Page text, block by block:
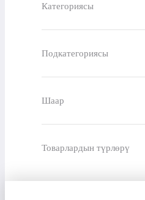
Категориясы
Подкатегориясы
Шаар
Товарлардын түрлөрү